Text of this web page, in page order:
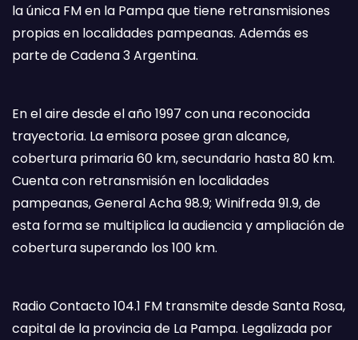
la única FM en la Pampa que tiene retransmisiones
propias en localidades pampeanas. Además es
parte de Cadena 3 Argentina.
En el aire desde el año 1997 con una reconocida
trayectoria. La emisora posee gran alcance,
cobertura primaria 60 km, secundario hasta 80 km.
Cuenta con retransmisión en localidades
pampeanas, General Acha 98.9; Winifreda 91.9, de
esta forma se multiplica la audiencia y ampliación de
cobertura superando los 100 km.
Radio Contacto 104.1 FM transmite desde Santa Rosa,
capital de la provincia de La Pampa. Legalizada por